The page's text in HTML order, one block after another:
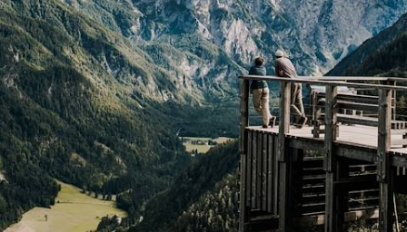
La Slovénie selonvos envies
Parce que chaque voyageur est différent